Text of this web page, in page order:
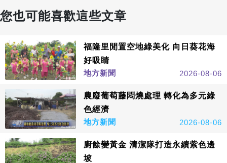
您也可能喜歡這些文章
福隆里閒置空地綠美化 向日葵花海
好吸睛
地方新聞
2026-08-06
農廢葡萄藤悶燒處理 轉化為多元綠
色經濟
地方新聞
2026-08-06
廚餘變黃金 清潔隊打造永續紫色邊
坡